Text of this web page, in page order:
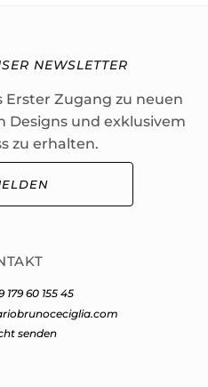
NEWSLETTER
Zugang zu neuen
Designs und exklusivem
zu erhalten.
179 60 155 45
senden